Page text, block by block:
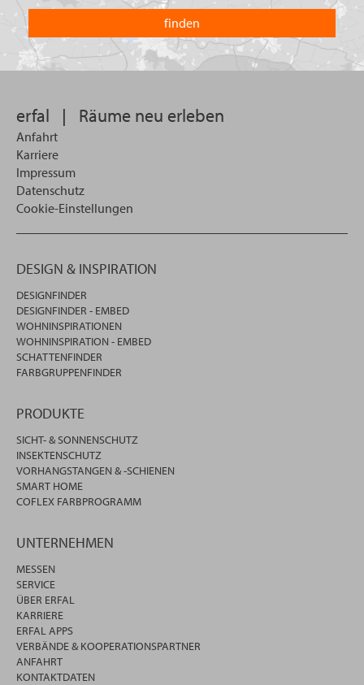
in
welchem
Land
Sie
suchen
erfal | Räume neu erleben
Anfahrt
Karriere
Impressum
Datenschutz
Cookie-Einstellungen
DESIGN & INSPIRATION
DESIGNFINDER
DESIGNFINDER - EMBED
WOHNINSPIRATIONEN
WOHNINSPIRATION - EMBED
SCHATTENFINDER
FARBGRUPPENFINDER
PRODUKTE
SICHT- & SONNENSCHUTZ
INSEKTENSCHUTZ
VORHANGSTANGEN & -SCHIENEN
SMART HOME
COFLEX FARBPROGRAMM
UNTERNEHMEN
MESSEN
SERVICE
ÜBER ERFAL
KARRIERE
ERFAL APPS
VERBÄNDE & KOOPERATIONSPARTNER
ANFAHRT
KONTAKTDATEN